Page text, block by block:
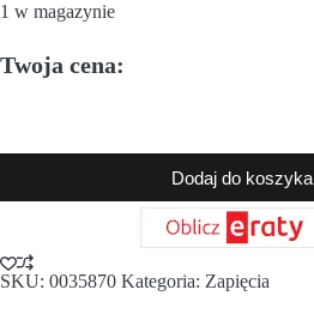
1 w magazynie
Twoja cena:
Dodaj do koszyka
SKU: 0035870 Kategoria: Zapięcia